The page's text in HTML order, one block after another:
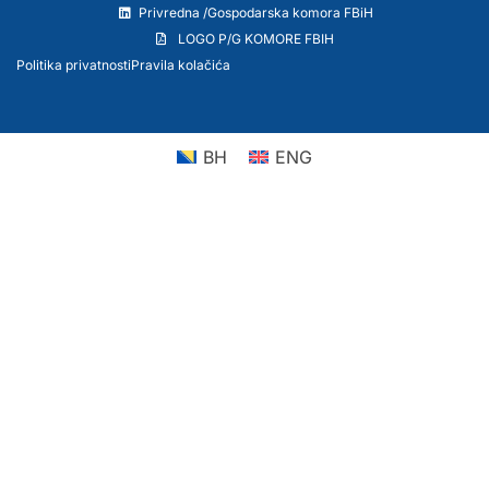
Privredna /Gospodarska komora FBiH
LOGO P/G KOMORE FBIH
Politika privatnostiPravila kolačića
BH ENG